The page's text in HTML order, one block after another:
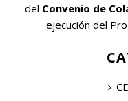
del Convenio de
ejecución del